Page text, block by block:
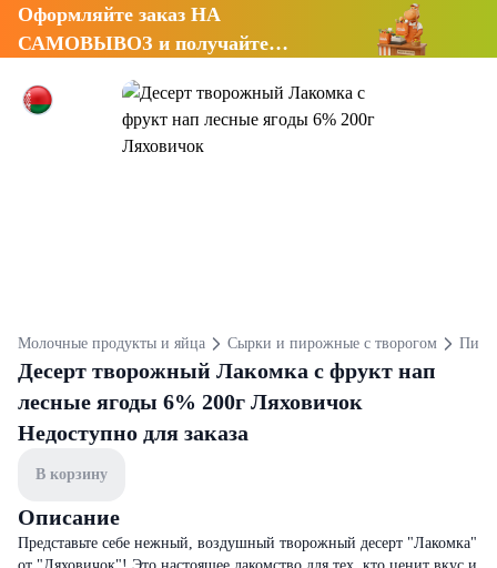
Оформляйте заказ НА
САМОВЫВОЗ и получайте
Молочные продукты и яйца Сырки и пирожные с творогом
Десерт творожный Лакомка с фрукт нап
лесные ягоды 6% 200г Ляховичок
Недоступно для заказа
В корзину
Описание
Представьте себе нежный, воздушный творожный десерт "Лакомка"